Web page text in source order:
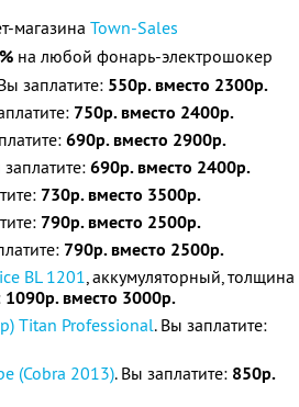
магазина Town-Sales
на любой фонарь-электрошокер
заплатите: 550р. вместо 2300р.
750р. вместо 2400р.
690р. вместо 2900р.
690р. вместо 2400р.
730р. вместо 3500р.
790р. вместо 2500р.
790р. вместо 2500р.
BL 1201, аккумуляторный, толщина
1090р. вместо 3000р.
Titan Professional. Вы заплатите:
(Cobra 2013). Вы заплатите: 850р.